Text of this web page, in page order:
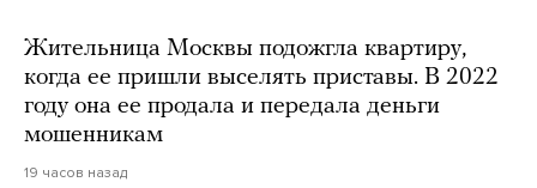
Жительница Москвы подожгла квартиру,
когда ее пришли выселять приставы. В 2022
году она ее продала и передала деньги
мошенникам
19 часов назад